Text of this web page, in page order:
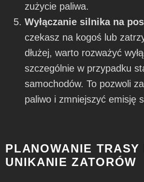
zużycie paliwa.
Wyłączanie silnika na
czekasz na kogoś lub
dłużej, warto rozważyć
szczególnie w przypadku
samochodów. To pozwoli
paliwo i zmniejszyć emisję
PLANOWANIE TRASY
UNIKANIE ZATORÓW